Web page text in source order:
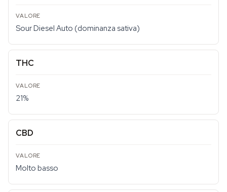
Sour Diesel Auto (dominanza sativa)
THC
21%
CBD
Molto basso